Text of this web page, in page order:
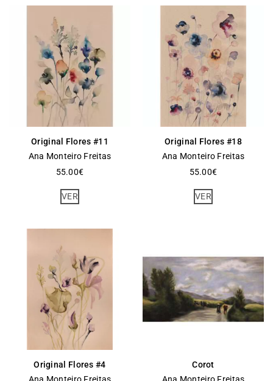
Original Flores #11
Ana Monteiro Freitas
55.00€
VER
Original Flores #18
Ana Monteiro Freitas
55.00€
VER
Original Flores #4
Corot